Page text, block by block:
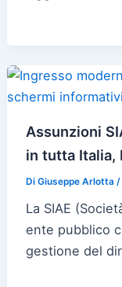
Assunzioni
in tutta Italia,
DiGiuseppe Arlotta/
La SIAE
ente pubblico
gestione del